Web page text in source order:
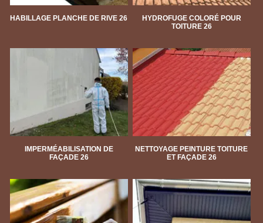
HABILLAGE PLANCHE DE RIVE 26
HYDROFUGE COLORÉ POUR
TOITURE 26
IMPERMÉABILISATION DE
FAÇADE 26
NETTOYAGE PEINTURE TOITURE
ET FAÇADE 26